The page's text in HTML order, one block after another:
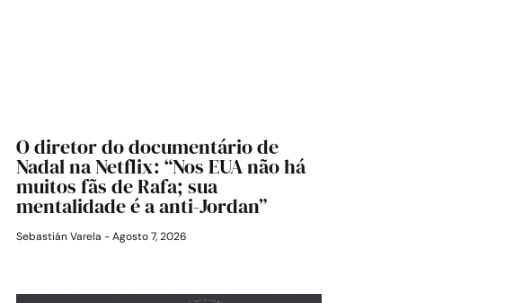
O diretor do documentário de
Nadal na Netflix: “Nos EUA não há
muitos fãs de Rafa; sua
mentalidade é a anti-Jordan”
Sebastián Varela Agosto 7, 2026